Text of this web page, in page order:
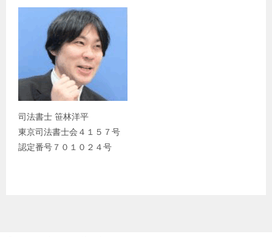
司法書士 笹林洋平
東京司法書士会４１５７号
認定番号７０１０２４号